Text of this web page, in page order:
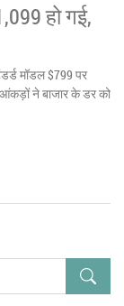
हो गई,
मॉडल $799 पर
ने बाजार के डर को